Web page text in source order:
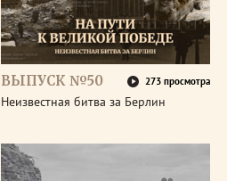
ВЫПУСК №50 273 просмотра
Неизвестная битва за Берлин